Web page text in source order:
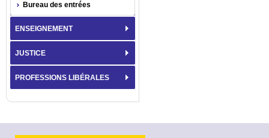
Bureau des entrées
ENSEIGNEMENT
JUSTICE
PROFESSIONS LIBÉRALES